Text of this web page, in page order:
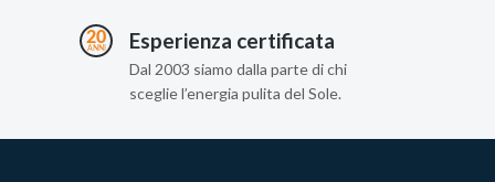
Esperienza certificata
Dal 2003 siamo dalla parte di chi
sceglie l’energia pulita del Sole.